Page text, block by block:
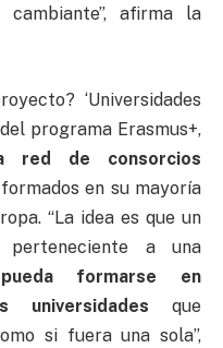
afirma la
‘Universidades
programa Erasmus+,
red de consorcios
en su mayoría
“La idea es que un
a una
pueda formarse en
que
si fuera una sola”,